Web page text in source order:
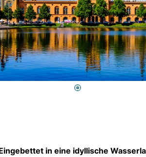
in eine idyllische